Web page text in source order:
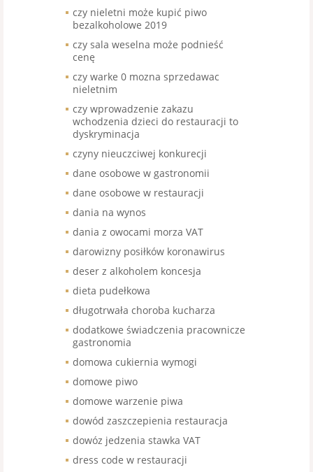
czy nieletni może kupić piwo
bezalkoholowe 2019
czy sala weselna może podnieść
cenę
czy warke 0 mozna sprzedawac
nieletnim
czy wprowadzenie zakazu
wchodzenia dzieci do restauracji to
dyskryminacja
czyny nieuczciwej konkurecji
dane osobowe w gastronomii
dane osobowe w restauracji
dania na wynos
dania z owocami morza VAT
darowizny posiłków koronawirus
deser z alkoholem koncesja
dieta pudełkowa
długotrwała choroba kucharza
dodatkowe świadczenia pracownicze
gastronomia
domowa cukiernia wymogi
domowe piwo
domowe warzenie piwa
dowód zaszczepienia restauracja
dowóz jedzenia stawka VAT
dress code w restauracji